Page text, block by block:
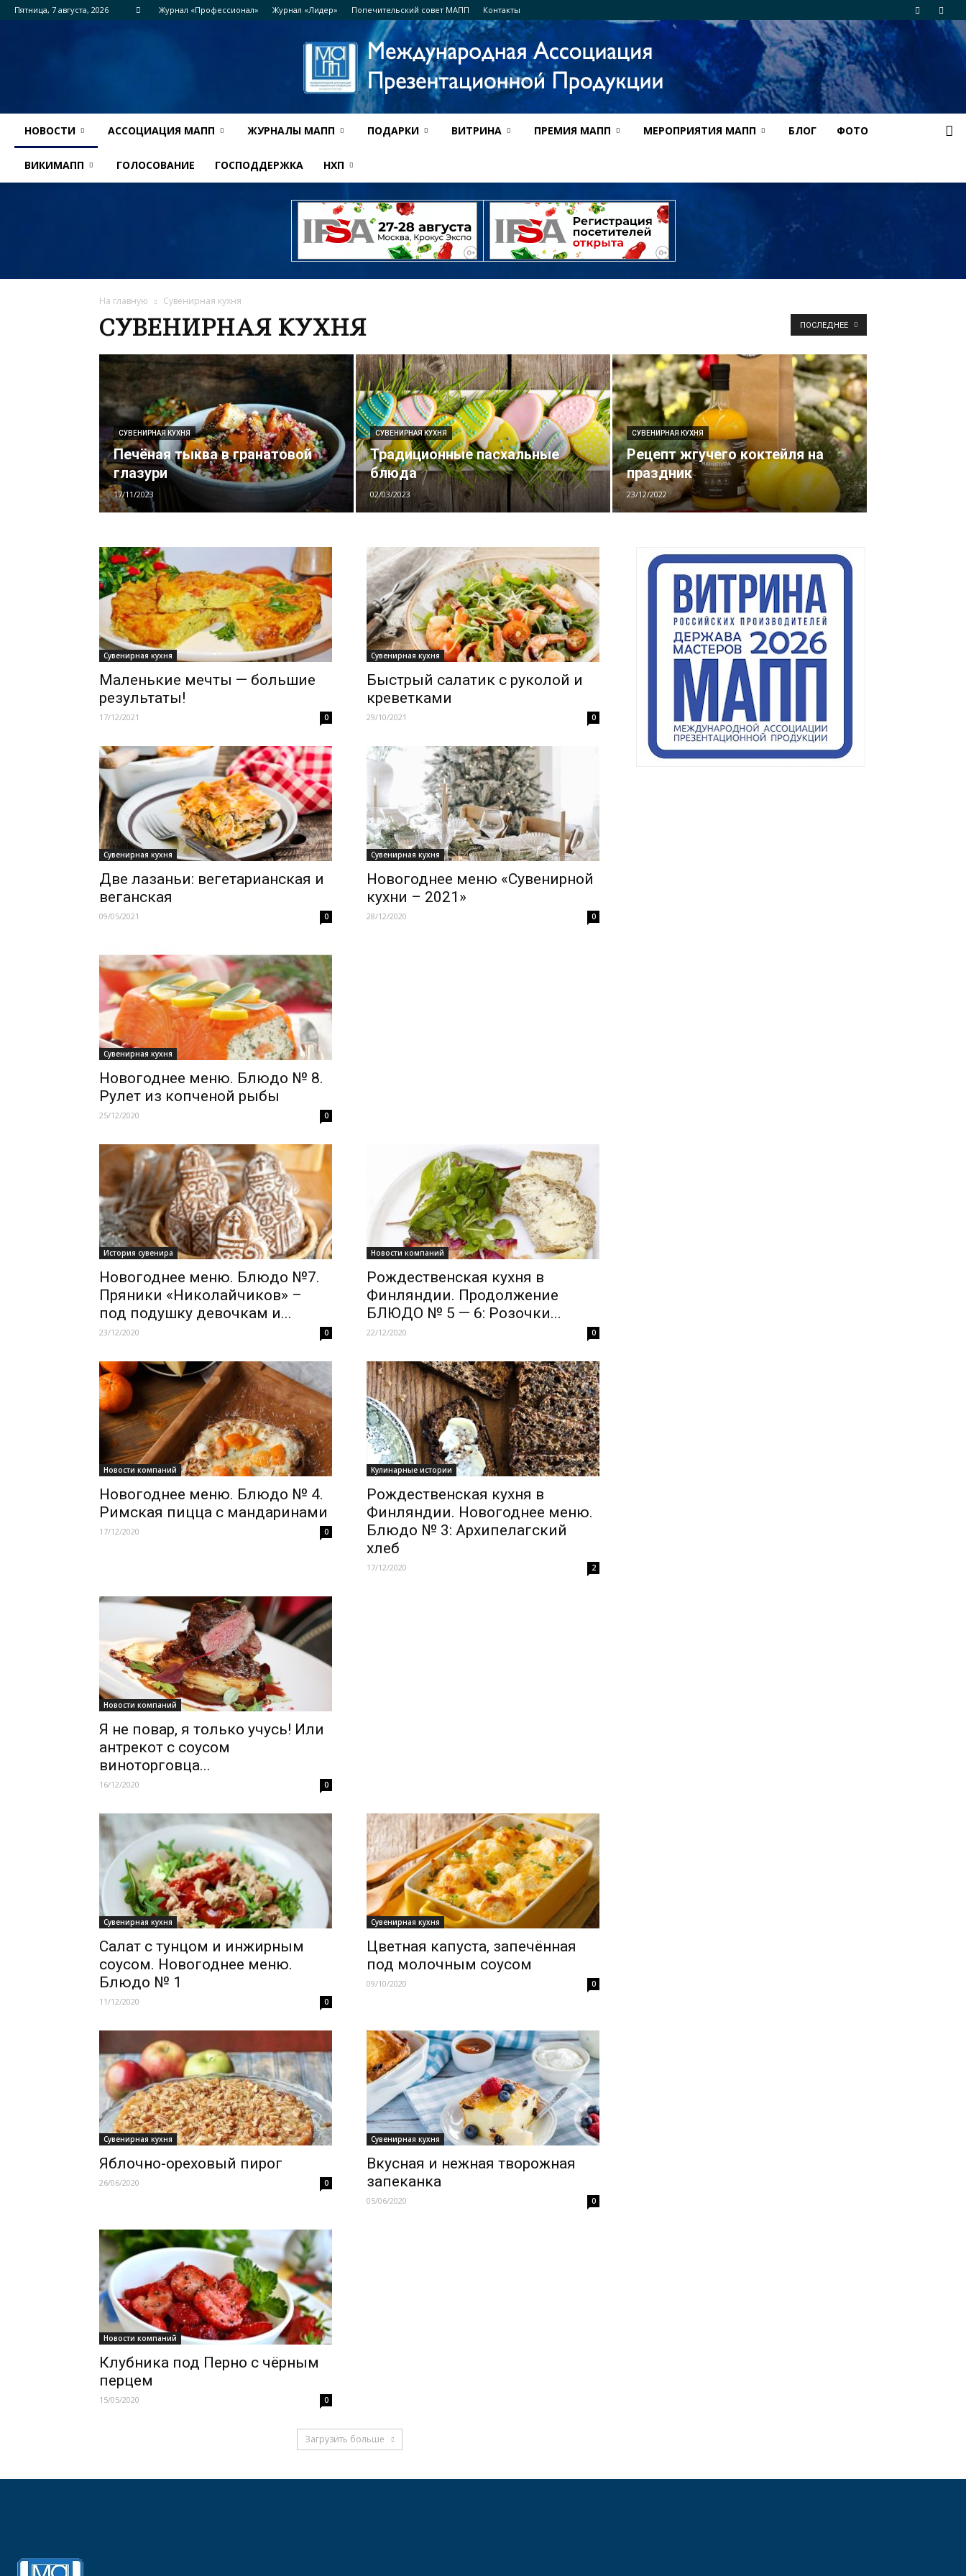
Пятница, 7 августа, 2026 Журнал «Профессионал» Журнал «Лидер» Попечительский совет МАПП Контакты
НОВОСТИ АССОЦИАЦИЯ МАПП ЖУРНАЛЫ МАПП ПОДАРКИ ВИТРИНА ПРЕМИЯ МАПП МЕРОПРИЯТИЯ МАПП БЛОГ ФОТО
ВИКИМАПП ГОЛОСОВАНИЕ ГОСПОДДЕРЖКА НХП
На главную Сувенирная кухня
СУВЕНИРНАЯ КУХНЯ ПОСЛЕДНЕЕ
СУВЕНИРНАЯ КУХНЯ
Печёная тыква в гранатовой
глазури
17/11/2023
СУВЕНИРНАЯ КУХНЯ
Традиционные пасхальные
блюда
02/03/2023
СУВЕНИРНАЯ КУХНЯ
Рецепт жгучего коктейля на
праздник
23/12/2022
Сувенирная кухня
Маленькие мечты — большие
результаты!
17/12/2021 0
Сувенирная кухня
Быстрый салатик с руколой и
креветками
29/10/2021 0
Сувенирная кухня
Две лазаньи: вегетарианская и
веганская
09/05/2021 0
Сувенирная кухня
Новогоднее меню «Сувенирной
кухни – 2021»
28/12/2020 0
Сувенирная кухня
Новогоднее меню. Блюдо № 8.
Рулет из копченой рыбы
25/12/2020 0
История сувенира
Новогоднее меню. Блюдо №7.
Пряники «Николайчиков» –
под подушку девочкам и...
23/12/2020 0
Новости компаний
Рождественская кухня в
Финляндии. Продолжение
БЛЮДО № 5 — 6: Розочки...
22/12/2020 0
Новости компаний
Новогоднее меню. Блюдо № 4.
Римская пицца с мандаринами
17/12/2020 0
Кулинарные истории
Рождественская кухня в
Финляндии. Новогоднее меню.
Блюдо № 3: Архипелагский
хлеб
17/12/2020 2
Новости компаний
Я не повар, я только учусь! Или
антрекот с соусом
виноторговца...
16/12/2020 0
Сувенирная кухня
Салат с тунцом и инжирным
соусом. Новогоднее меню.
Блюдо № 1
11/12/2020 0
Сувенирная кухня
Цветная капуста, запечённая
под молочным соусом
09/10/2020 0
Сувенирная кухня
Яблочно-ореховый пирог
26/06/2020 0
Сувенирная кухня
Вкусная и нежная творожная
запеканка
05/06/2020 0
Новости компаний
Клубника под Перно с чёрным
перцем
15/05/2020 0
Загрузить больше